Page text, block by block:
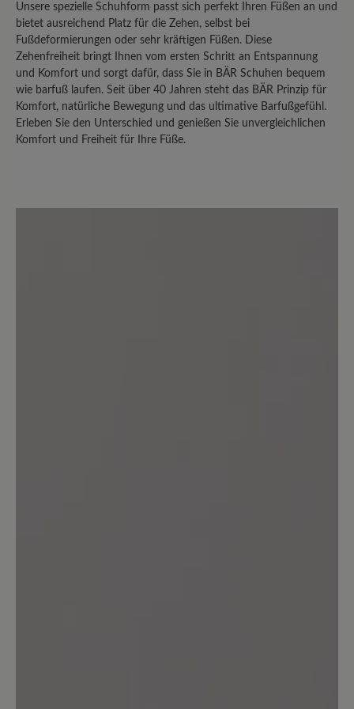
Review with rating of 5 out of 5 stars
Die Weite ist sehr bequem
aber abrollen kann man kaum. Für
noch für Gartenarbeiten an.
Unsere spezielle Schuhform passt sich perfekt Ihren Füßen an und
bietet ausreichend Platz für die Zehen, selbst bei
Fußdeformierungen oder sehr kräftigen Füßen. Diese
Zehenfreiheit bringt Ihnen vom ersten Schritt an Entspannung
und Komfort und sorgt dafür, dass Sie in BÄR Schuhen bequem
wie barfuß laufen. Seit über 40 Jahren steht das BÄR Prinzip für
Komfort, natürliche Bewegung und das ultimative Barfußgefühl.
Erleben Sie den Unterschied und genießen Sie unvergleichlichen
Komfort und Freiheit für Ihre Füße.